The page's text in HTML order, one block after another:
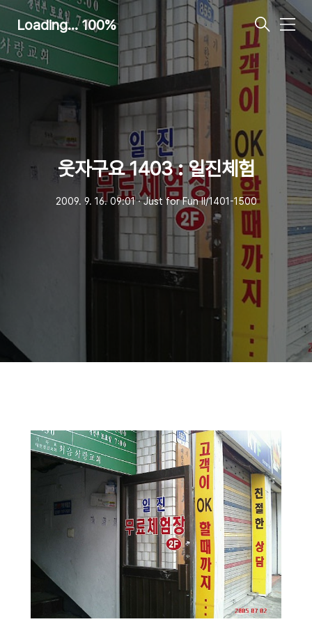
Loading... 100%
메
웃자구요 1403 : 일진체험
2009. 9. 16. 09:01ㆍJust for Fun Ⅱ/1401-1500